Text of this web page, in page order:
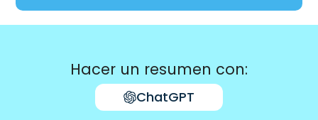
Hacer un resumen con:
ChatGPT